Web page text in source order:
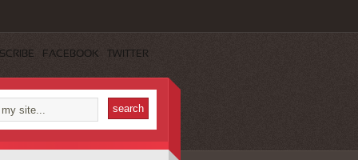
FACEBOOK TWITTER